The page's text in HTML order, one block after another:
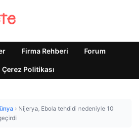
Firma Rehberi Forum
Çerez Politikası
› Nijerya, Ebola tehdidi nedeniyle 10